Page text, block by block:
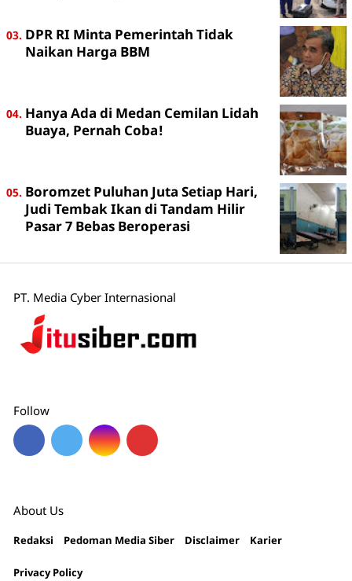
DPR RI Minta Pemerintah Tidak
Naikan Harga BBM
Hanya Ada di Medan Cemilan Lidah
Buaya, Pernah Coba!
Boromzet Puluhan Juta Setiap Hari,
Judi Tembak Ikan di Tandam Hilir
Pasar 7 Bebas Beroperasi
PT. Media Cyber Internasional
Follow
About Us
Redaksi Pedoman Media Siber Disclaimer Karier
Privacy Policy